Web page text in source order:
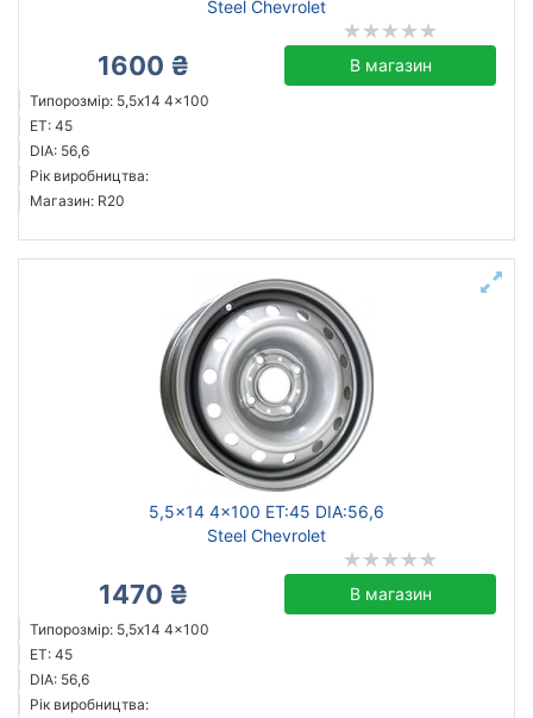
Steel Chevrolet
1600 ₴ В магазин
Типорозмір: 5,5x14 4x100
ET: 45
DIA: 56,6
Рік виробництва:
Магазин: R20
5,5x14 4x100 ET:45 DIA:56,6
Steel Chevrolet
1470 ₴ В магазин
Типорозмір: 5,5x14 4x100
ET: 45
DIA: 56,6
Рік виробництва: